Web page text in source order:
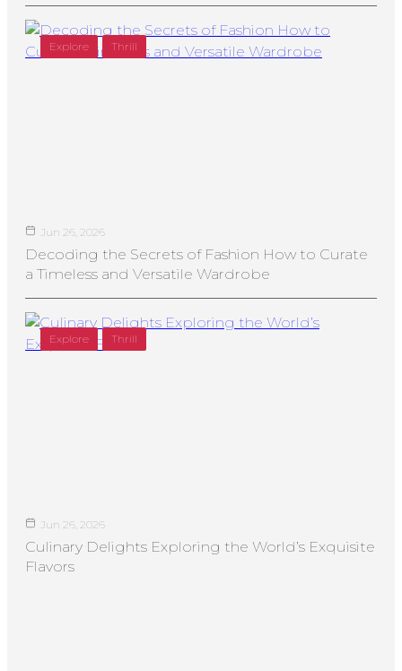
Explore Thrill
Jun 26, 2026
Decoding the Secrets of Fashion How to Curate
a Timeless and Versatile Wardrobe
Explore Thrill
Jun 26, 2026
Culinary Delights Exploring the World’s Exquisite
Flavors